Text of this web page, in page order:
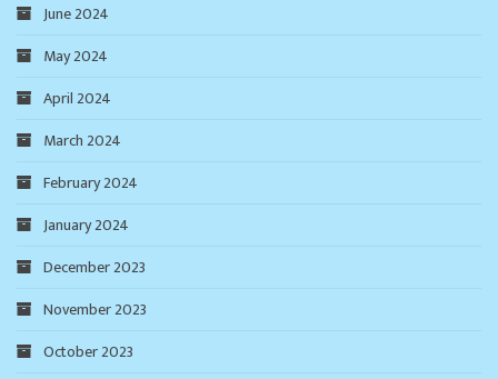
June 2024
May 2024
April 2024
March 2024
February 2024
January 2024
December 2023
November 2023
October 2023